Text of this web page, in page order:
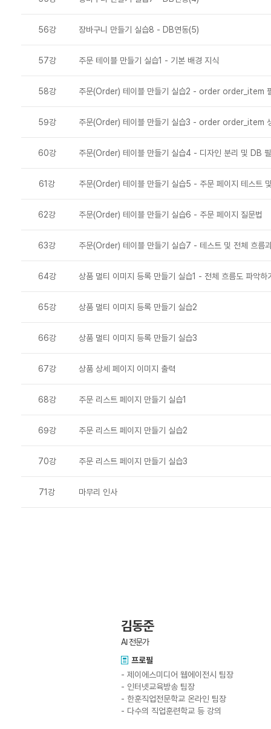
56강 장바구니 만들기 실습8 - DB연동(5)
57강 주문 테이블 만들기 실습1 - 기본 배경 지식
58강 주문(Order) 테이블 만들기 실습2 - order order_item
59강 주문(Order) 테이블 만들기 실습3 - order order_item
60강 주문(Order) 테이블 만들기 실습4 - 디자인 분리 및 DB
61강 주문(Order) 테이블 만들기 실습5 - 주문 페이지 테스트
62강 주문(Order) 테이블 만들기 실습6 - 주문 페이지 질문법
63강 주문(Order) 테이블 만들기 실습7 - 테스트 및 전체 흐름
64강 상품 멀티 이미지 등록 만들기 실습1 - 전체 흐름도 파악하
65강 상품 멀티 이미지 등록 만들기 실습2
66강 상품 멀티 이미지 등록 만들기 실습3
67강 상품 상세 페이지 이미지 출력
68강 주문 리스트 페이지 만들기 실습1
69강 주문 리스트 페이지 만들기 실습2
70강 주문 리스트 페이지 만들기 실습3
71강 마무리 인사
김동준
AI 전문가
프로필
- 제이에스미디어 웹에이전시 팀장
- 인터넷교육방송 팀장
- 한훈직업전문학교 온라인 팀장
- 다수의 직업훈련학교 등 강의